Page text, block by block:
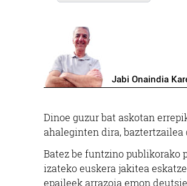
Jabi Onaindia
Dinoe guzur bat askotan
ahaleginten dira, baztertzailea
Batez be funtzino publikorako
izateko euskera jakitea
epaileek arrazoia emon